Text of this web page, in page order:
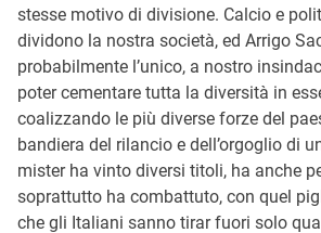
stesse motivo di divisione. Calcio e
dividono la nostra società, ed Arrigo
probabilmente l’unico, a nostro
poter cementare tutta la diversità in
coalizzando le più diverse forze del
bandiera del rilancio e dell’orgoglio di
mister ha vinto diversi titoli, ha anche
soprattutto ha combattuto, con quel
che gli Italiani sanno tirar fuori solo